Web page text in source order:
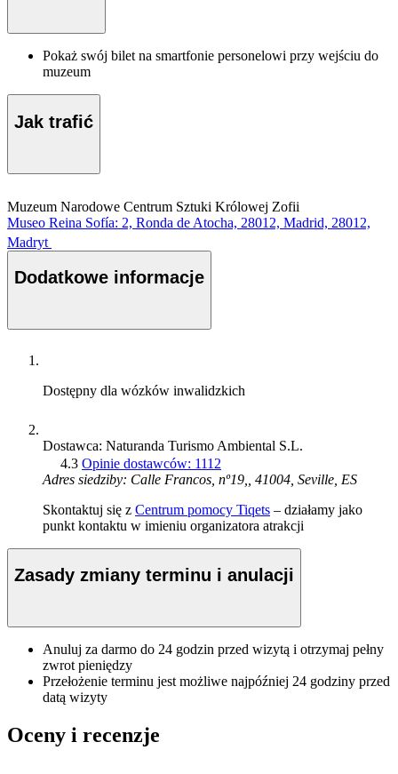
Pokaż swój bilet na smartfonie personelowi przy wejściu do
muzeum
Jak trafić
Muzeum Narodowe Centrum Sztuki Królowej Zofii
Museo Reina Sofía: 2, Ronda de Atocha, 28012, Madrid, 28012,
Madryt
Dodatkowe informacje
Dostępny dla wózków inwalidzkich
Dostawca: Naturanda Turismo Ambiental S.L.
4.3 Opinie dostawców: 1112
Adres siedziby: Calle Francos, nº19,, 41004, Seville, ES
Skontaktuj się z Centrum pomocy Tiqets – działamy jako
punkt kontaktu w imieniu organizatora atrakcji
Zasady zmiany terminu i anulacji
Anuluj za darmo do 24 godzin przed wizytą i otrzymaj pełny
zwrot pieniędzy
Przełożenie terminu jest możliwe najpóźniej 24 godziny przed
datą wizyty
Oceny i recenzje